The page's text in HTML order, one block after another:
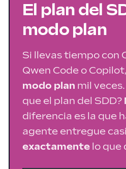
El plan del
modo plan
Si llevas tiempo con
Qwen Code o
modo plan mil
que el plan del SDD?
diferencia es la que
agente entregue casi
exactamentelo que